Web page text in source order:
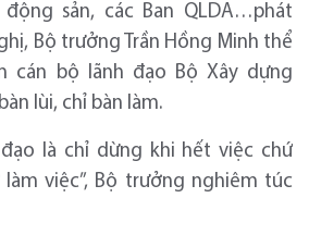
sản, các Ban QLDA…phát
Bộ trưởng Trần Hồng Minh thể
cán bộ lãnh đạo Bộ Xây dựng
lùi, chỉ bàn làm.
là chỉ dừng khi hết việc chứ
việc”, Bộ trưởng nghiêm túc